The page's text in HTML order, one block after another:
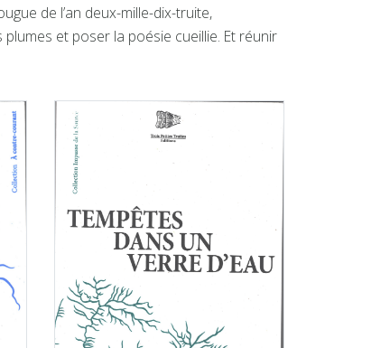
de l’an deux-mille-dix-truite,
et poser la poésie cueillie. Et réunir